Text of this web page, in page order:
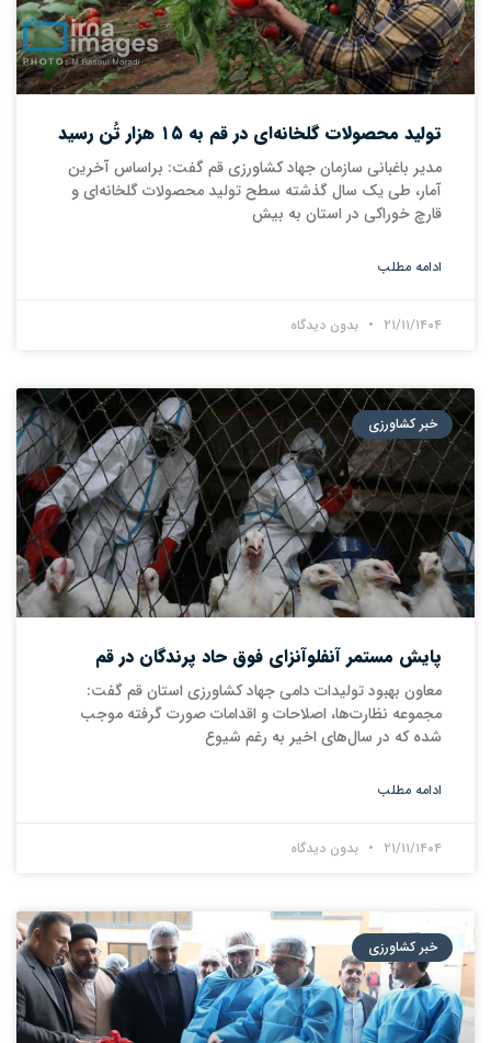
تولید محصولات گلخانه‌ای در قم به ۱۵ هزار تُن رسید
مدیر باغبانی سازمان جهاد کشاورزی قم گفت: براساس آخرین
آمار، طی یک سال گذشته سطح تولید محصولات گلخانه‌ای و
قارچ خوراکی در استان به بیش
ادامه مطلب
۲۱/۱۱/۱۴۰۴ بدون دیدگاه
خبر کشاورزی
پایش مستمر آنفلوآنزای فوق حاد پرندگان در قم
معاون بهبود تولیدات دامی جهاد کشاورزی استان قم گفت:
مجموعه نظارت‌ها، اصلاحات و اقدامات صورت گرفته موجب
شده که در سال‌های اخیر به رغم شیوع
ادامه مطلب
۲۱/۱۱/۱۴۰۴ بدون دیدگاه
خبر کشاورزی